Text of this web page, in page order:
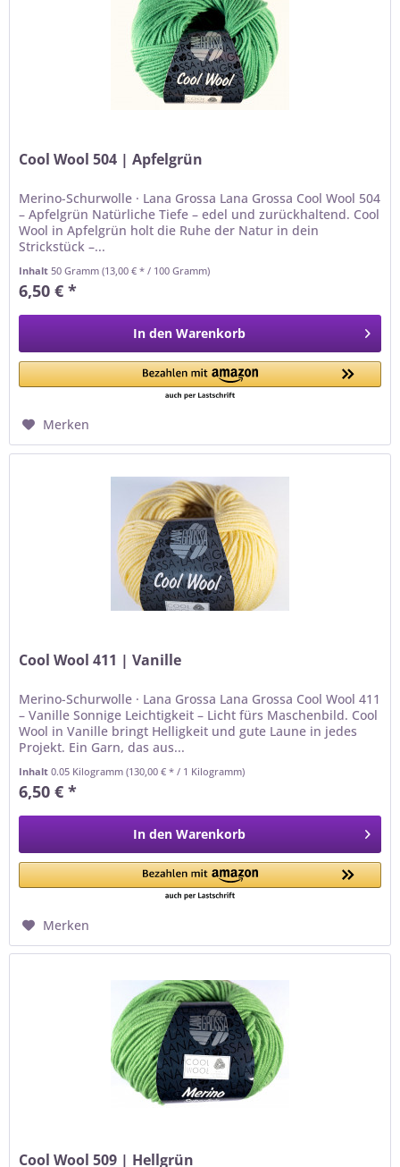
Cool Wool 504 | Apfelgrün
Merino-Schurwolle · Lana Grossa Lana Grossa Cool Wool 504
– Apfelgrün Natürliche Tiefe – edel und zurückhaltend. Cool
Wool in Apfelgrün holt die Ruhe der Natur in dein
Strickstück –...
Inhalt 50 Gramm(13,00 € * / 100 Gramm)
6,50 € *
In den Warenkorb
Merken
Cool Wool 411 | Vanille
Merino-Schurwolle · Lana Grossa Lana Grossa Cool Wool 411
– Vanille Sonnige Leichtigkeit – Licht fürs Maschenbild. Cool
Wool in Vanille bringt Helligkeit und gute Laune in jedes
Projekt. Ein Garn, das aus...
Inhalt0.05 Kilogramm(130,00 € * / 1 Kilogramm)
6,50 € *
In den Warenkorb
Merken
Cool Wool 509 | Hellgrün